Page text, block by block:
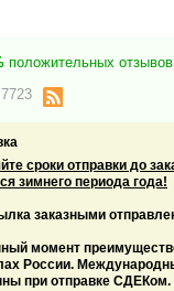
положительных отзывов
7723
сроки отправки до
зимнего периода года!
заказными
момент
России.
при отправке СДЕКом.